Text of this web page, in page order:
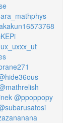
@ppoppopy